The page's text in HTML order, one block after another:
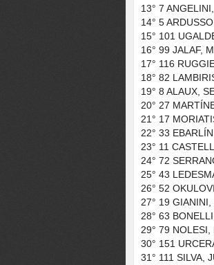
13° 7
14° 5
15° 101
16° 99 JALAF,
17° 116
18° 82
19° 8 ALAUX,
20° 27
21° 17
22° 33
23° 11
24° 72
25° 43
26° 52
27° 19
28° 63
29° 79
30° 151
31° 111 SILVA,